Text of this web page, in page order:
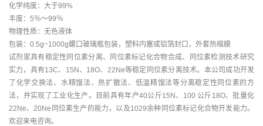
化学纯度：大于99%
丰度：5％～99％
物理性质：无色液体
包装：0.5g~1000g螺口玻璃瓶包装，塑料内塞或铝箔封口，外套热缩膜
试剂家具有稳定性同位素分离、同位素标记化合物合成、同位素检测技术研究
实力，具有13C、15N、18O、22Ne等稳定同位素分离技术。本公司成功开发
了化学交换法、水精馏法、热扩散法、低温精馏法等分离稳定性同位素的方
法，并实现了工业化生产。目前具有年产40公斤15N、100 公斤18O、批量化
22Ne、20Ne同位素生产的能力，以及1029余种同位素标记化合物开发能力。
欢迎来电咨询。